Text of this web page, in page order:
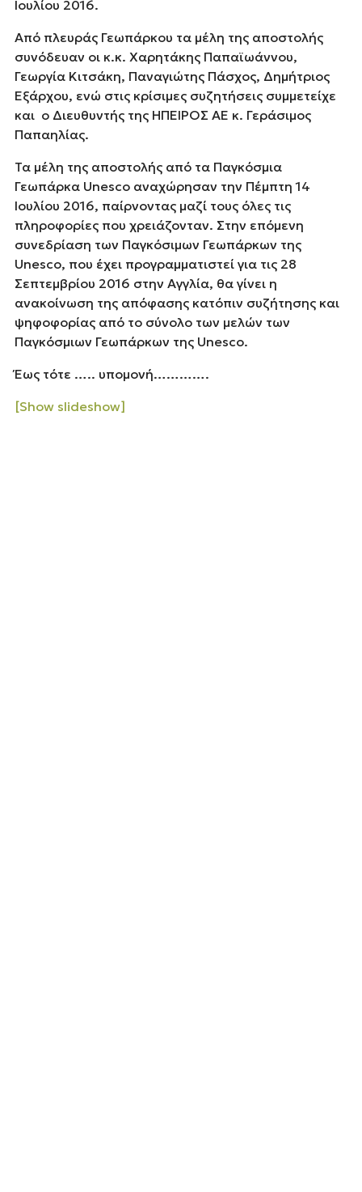
Ιουλίου 2016.
Από πλευράς Γεωπάρκου τα μέλη της αποστολής
συνόδευαν οι κ.κ. Χαρητάκης Παπαϊωάννου,
Γεωργία Κιτσάκη, Παναγιώτης Πάσχος, Δημήτριος
Εξάρχου, ενώ στις κρίσιμες συζητήσεις συμμετείχε
και ο Διευθυντής της ΗΠΕΙΡΟΣ ΑΕ κ. Γεράσιμος
Παπαηλίας.
Τα μέλη της αποστολής από τα Παγκόσμια
Γεωπάρκα Unesco αναχώρησαν την Πέμπτη 14
Ιουλίου 2016, παίρνοντας μαζί τους όλες τις
πληροφορίες που χρειάζονταν. Στην επόμενη
συνεδρίαση των Παγκόσιμων Γεωπάρκων της
Unesco, που έχει προγραμματιστεί για τις 28
Σεπτεμβρίου 2016 στην Αγγλία, θα γίνει η
ανακοίνωση της απόφασης κατόπιν συζήτησης και
ψηφοφορίας από το σύνολο των μελών των
Παγκόσμιων Γεωπάρκων της Unesco.
Έως τότε ….. υπομονή………….
[Show slideshow]